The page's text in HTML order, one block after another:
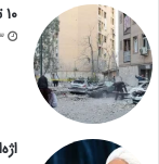
۱۰ تصویر از خسارت حمله هوایی به خیابان‌های تهران